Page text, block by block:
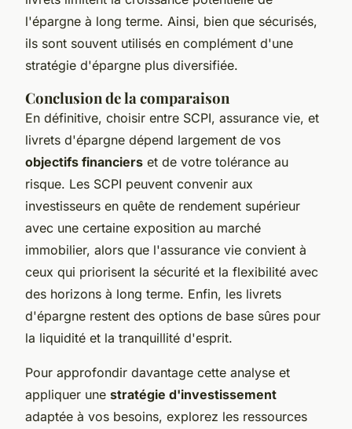
l'épargne à long terme. Ainsi, bien que sécurisés,
ils sont souvent utilisés en complément d'une
stratégie d'épargne plus diversifiée.
Conclusion de la comparaison
En définitive, choisir entre SCPI, assurance vie, et
livrets d'épargne dépend largement de vos
objectifs financiers et de votre tolérance au
risque. Les SCPI peuvent convenir aux
investisseurs en quête de rendement supérieur
avec une certaine exposition au marché
immobilier, alors que l'assurance vie convient à
ceux qui priorisent la sécurité et la flexibilité avec
des horizons à long terme. Enfin, les livrets
d'épargne restent des options de base sûres pour
la liquidité et la tranquillité d'esprit.
Pour approfondir davantage cette analyse et
appliquer une stratégie d'investissement
adaptée à vos besoins, explorez les ressources